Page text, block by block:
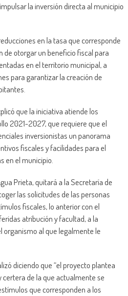
la inversión directa al municipio
en la tasa que corresponde
de otorgar un beneficio fiscal para
en el territorio municipal, a
para garantizar la creación de
que la iniciativa atiende los
2021-2027, que requiere que el
inversionistas un panorama
fiscales y facilidades para el
en el municipio.
Prieta, quitará a la Secretaría de
las solicitudes de las personas
fiscales, lo anterior con el
atribución y facultad, a la
organismo al que legalmente le
diciendo que “el proyecto plantea
de la que actualmente se
que corresponden a los